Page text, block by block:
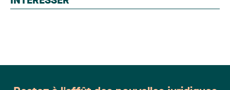
l'ensemble du Canada. Cette distinction